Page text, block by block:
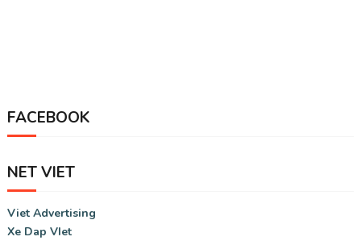
FACEBOOK
NET VIET
Viet Advertising
Xe Dap VIet